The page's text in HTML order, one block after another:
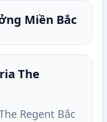
Miền Bắc
The
Regent Bắc